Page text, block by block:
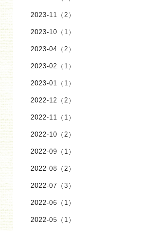
2023-11（2）
2023-10（1）
2023-04（2）
2023-02（1）
2023-01（1）
2022-12（2）
2022-11（1）
2022-10（2）
2022-09（1）
2022-08（2）
2022-07（3）
2022-06（1）
2022-05（1）